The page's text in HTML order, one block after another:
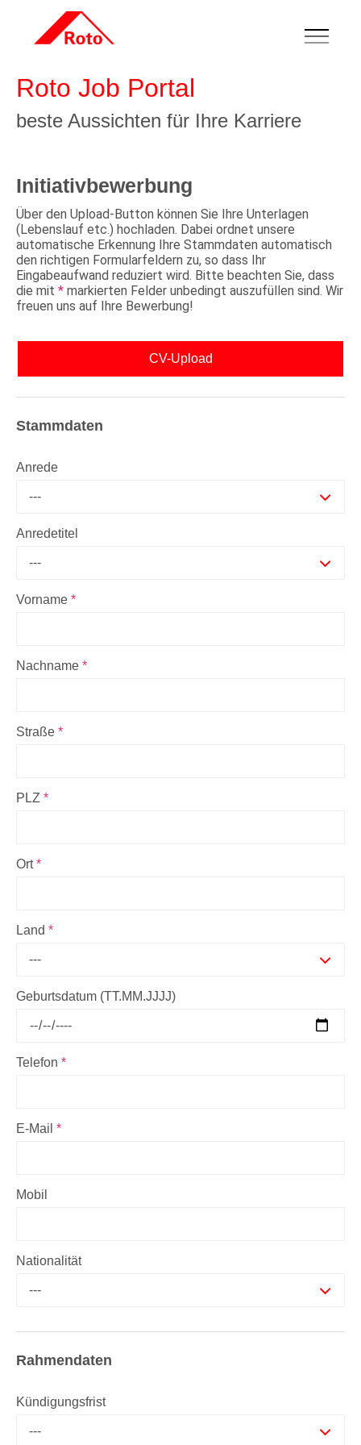
Roto Job Portal
beste Aussichten für Ihre Karriere
Initiativbewerbung
Über den Upload-Button können Sie Ihre Unterlagen
(Lebenslauf etc.) hochladen. Dabei ordnet unsere
automatische Erkennung Ihre Stammdaten automatisch
den richtigen Formularfeldern zu, so dass Ihr
Eingabeaufwand reduziert wird. Bitte beachten Sie, dass
die mit * markierten Felder unbedingt auszufüllen sind. Wir
freuen uns auf Ihre Bewerbung!
CV-Upload
Stammdaten
Anrede
---
Anredetitel
---
Vorname *
Nachname *
Straße *
PLZ *
Ort*
Land *
---
Geburtsdatum (TT.MM.JJJJ)
Telefon *
E-Mail *
Mobil
Nationalität
---
Rahmendaten
Kündigungsfrist
---